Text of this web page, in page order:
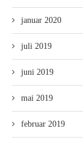
januar 2020
juli 2019
juni 2019
mai 2019
februar 2019